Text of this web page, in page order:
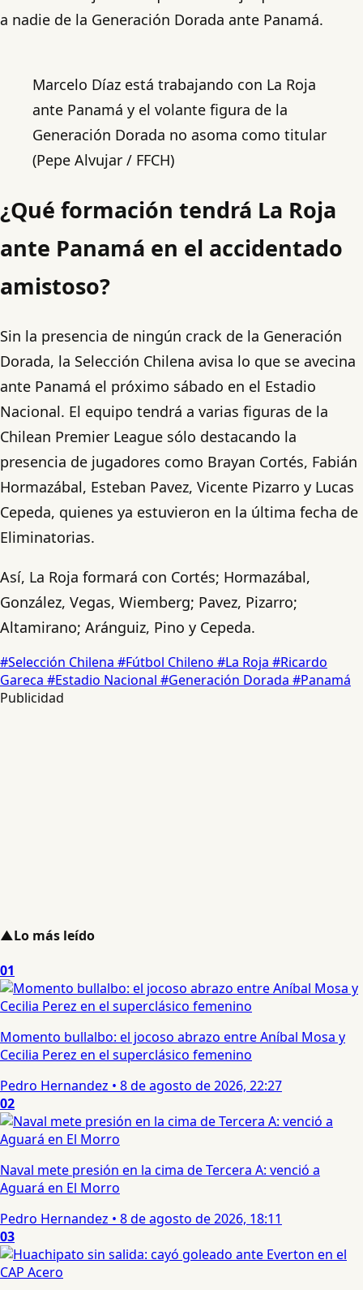
a nadie de la Generación Dorada ante Panamá.
Marcelo Díaz está trabajando con La Roja
ante Panamá y el volante figura de la
Generación Dorada no asoma como titular
(Pepe Alvujar / FFCH)
¿Qué formación tendrá La Roja
ante Panamá en el accidentado
amistoso?
Sin la presencia de ningún crack de la Generación
Dorada, la Selección Chilena avisa lo que se avecina
ante Panamá el próximo sábado en el Estadio
Nacional. El equipo tendrá a varias figuras de la
Chilean Premier League sólo destacando la
presencia de jugadores como Brayan Cortés, Fabián
Hormazábal, Esteban Pavez, Vicente Pizarro y Lucas
Cepeda, quienes ya estuvieron en la última fecha de
Eliminatorias.
Así, La Roja formará con Cortés; Hormazábal,
González, Vegas, Wiemberg; Pavez, Pizarro;
Altamirano; Aránguiz, Pino y Cepeda.
#Selección Chilena #Fútbol Chileno #La Roja #Ricardo
Gareca #Estadio Nacional #Generación Dorada #Panamá
Publicidad
▲Lo más leído
01
Momento bullalbo: el jocoso abrazo entre Aníbal Mosa y
Cecilia Perez en el superclásico femenino
Pedro Hernandez • 8 de agosto de 2026, 22:27
02
Naval mete presión en la cima de Tercera A: venció a
Aguará en El Morro
Pedro Hernandez • 8 de agosto de 2026, 18:11
03